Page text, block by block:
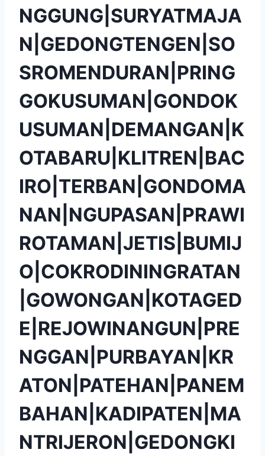
NGGUNG|SURYATMAJA
N|GEDONGTENGEN|SO
SROMENDURAN|PRING
GOKUSUMAN|GONDOK
USUMAN|DEMANGAN|K
OTABARU|KLITREN|BAC
IRO|TERBAN|GONDOMA
NAN|NGUPASAN|PRAWI
ROTAMAN|JETIS|BUMIJ
O|COKRODININGRATAN
|GOWONGAN|KOTAGED
E|REJOWINANGUN|PRE
NGGAN|PURBAYAN|KR
ATON|PATEHAN|PANEM
BAHAN|KADIPATEN|MA
NTRIJERON|GEDONGKI